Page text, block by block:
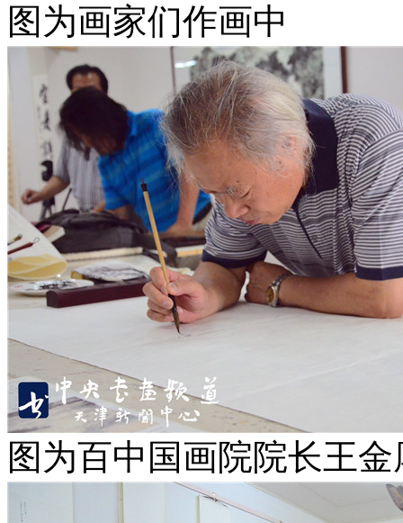
图为画家们作画中
图为百中国画院院长王金